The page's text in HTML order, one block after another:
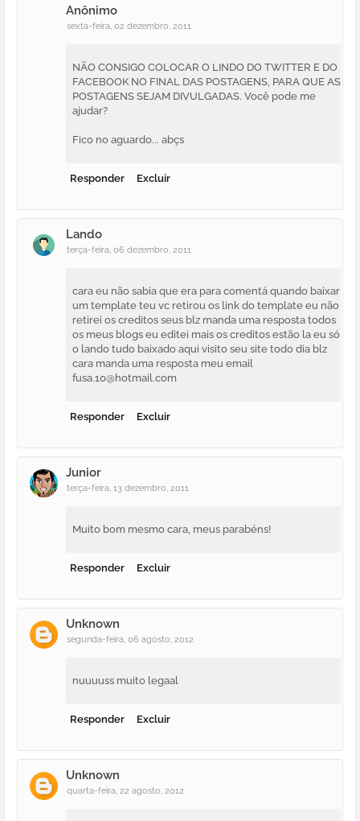
Anônimo
sexta-feira, 02 dezembro, 2011
NÃO CONSIGO COLOCAR O LINDO DO TWITTER E DO
FACEBOOK NO FINAL DAS POSTAGENS, PARA QUE AS
POSTAGENS SEJAM DIVULGADAS. Você pode me
ajudar?
Fico no aguardo... abçs
Responder Excluir
Lando
terça-feira, 06 dezembro, 2011
cara eu não sabia que era para comentá quando baixar
um template teu vc retirou os link do template eu não
retirei os creditos seus blz manda uma resposta todos
os meus blogs eu editei mais os creditos estão la eu só
o lando tudo baixado aqui visito seu site todo dia blz
cara manda uma resposta meu email
fusa.10@hotmail.com
Responder Excluir
Junior
terça-feira, 13 dezembro, 2011
Muito bom mesmo cara, meus parabéns!
Responder Excluir
Unknown
segunda-feira, 06 agosto, 2012
nuuuuss muito legaal
Responder Excluir
Unknown
quarta-feira, 22 agosto, 2012